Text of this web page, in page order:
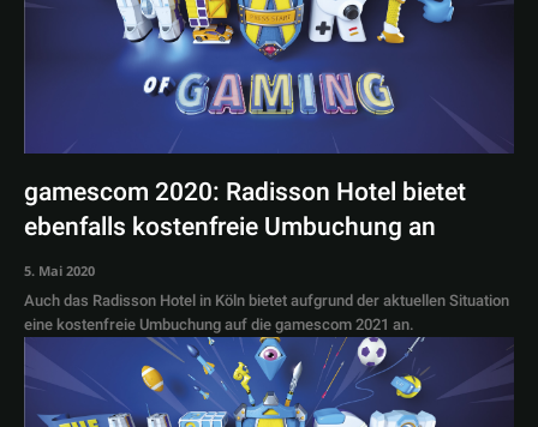
gamescom 2020: Radisson Hotel bietet
ebenfalls kostenfreie Umbuchung an
5. Mai 2020
Auch das Radisson Hotel in Köln bietet aufgrund der aktuellen Situation
eine kostenfreie Umbuchung auf die gamescom 2021 an.